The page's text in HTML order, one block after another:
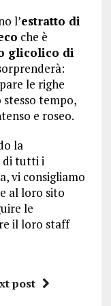
l’estratto di
che è
glicolico di
le righe
tempo,
e roseo.
la
di tutti i
vi consigliamo
al loro sito
le
il loro staff
post